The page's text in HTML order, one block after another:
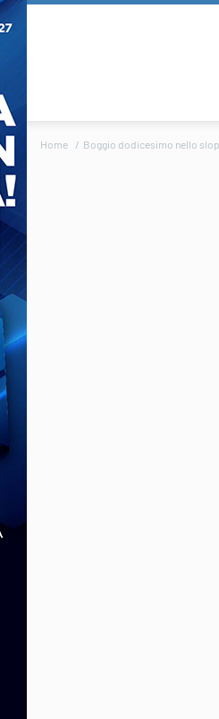
Home Boggio dodicesimo nello